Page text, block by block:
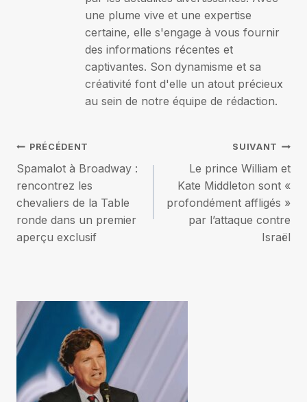
une plume vive et une expertise
certaine, elle s'engage à vous fournir
des informations récentes et
captivantes. Son dynamisme et sa
créativité font d'elle un atout précieux
au sein de notre équipe de rédaction.
Navigation
de
l’article
PRÉCÉDENT
Spamalot à Broadway :
rencontrez les
chevaliers de la Table
ronde dans un premier
aperçu exclusif
SUIVANT
Le prince William et
Kate Middleton sont «
profondément affligés »
par l’attaque contre
Israël